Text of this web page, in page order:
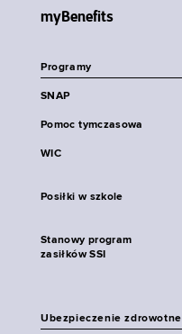
myBenefits
Programy
SNAP
Pomoc tymczasowa
WIC
Posiłki w szkole
Stanowy program
zasiłków SSI
Ubezpieczenie zdrowotne